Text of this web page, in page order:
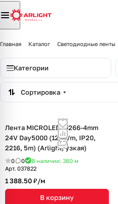
Главная Каталог Светодиодные ленты
Категории
Сортировка
Лента MICROLED-M266-4mm
24V Day5000 (12 W/m, IP20,
2216, 5m) (Arlight, узкая)
0 0 В наличии: 380 м
Арт. 037822
1 388.50 ₽/м
В корзину